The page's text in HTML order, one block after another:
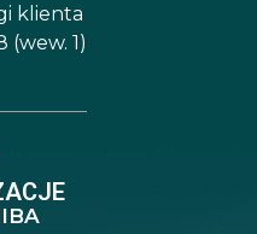
klienta
(wew. 1)